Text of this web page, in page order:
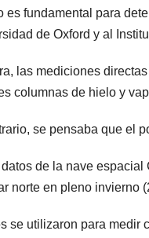
es fundamental para
de Oxford y al
las mediciones
columnas de hielo y
se pensaba que el
de la nave
norte en pleno invierno
se utilizaron para medir